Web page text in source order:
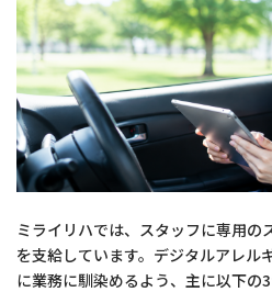
ミライリハでは、スタッフに専用の
を支給しています。デジタルアレル
に業務に馴染めるよう、主に以下の